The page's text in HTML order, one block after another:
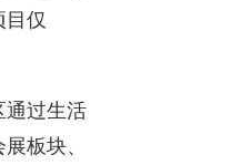
目仅
通过生活
板块、